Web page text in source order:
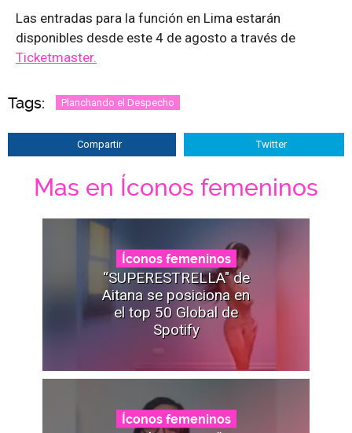
Las entradas para la función en Lima estarán
disponibles desde este 4 de agosto a través de
Ticketmaster.
Tags: Planchando el Despecho
Compartir Twitter
Mas en Íconos femeninos
Íconos femeninos
“SUPERESTRELLA" de
Aitana se posiciona en
el top 50 Global de
Spotify
Íconos femeninos